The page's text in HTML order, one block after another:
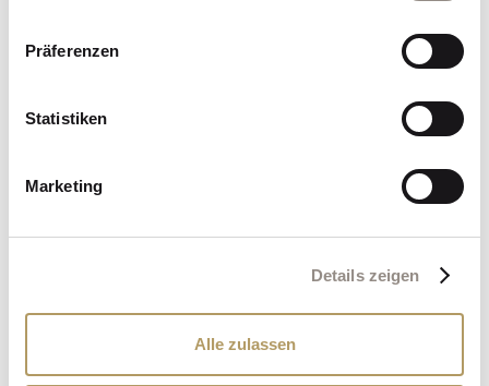
Präferenzen
Statistiken
Marketing
Details zeigen
Alle zulassen
Vertiefte Gedanken zu Wandel, Führung und
in meinen Leistungsbereichen.
MEHR ERFAHREN